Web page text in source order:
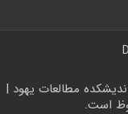
مطالعات یهود |
است.